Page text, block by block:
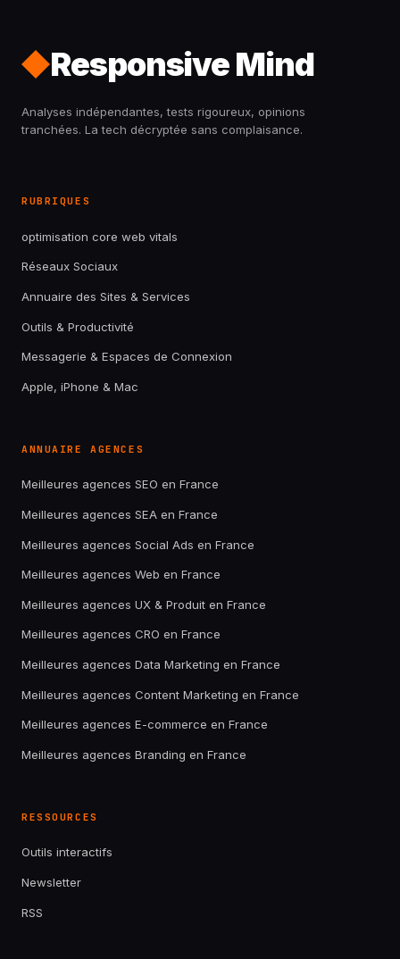
Responsive Mind
Analyses indépendantes, tests rigoureux, opinions
tranchées. La tech décryptée sans complaisance.
RUBRIQUES
optimisation core web vitals
Réseaux Sociaux
Annuaire des Sites & Services
Outils & Productivité
Messagerie & Espaces de Connexion
Apple, iPhone & Mac
ANNUAIRE AGENCES
Meilleures agences SEO en France
Meilleures agences SEA en France
Meilleures agences Social Ads en France
Meilleures agences Web en France
Meilleures agences UX & Produit en France
Meilleures agences CRO en France
Meilleures agences Data Marketing en France
Meilleures agences Content Marketing en France
Meilleures agences E-commerce en France
Meilleures agences Branding en France
RESSOURCES
Outils interactifs
Newsletter
RSS